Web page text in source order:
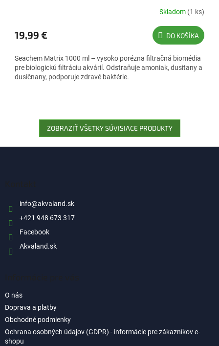
Skladom (1 ks)
19,99 € DO KOŠÍKA
Seachem Matrix 1000 ml – vysoko porézna filtračná biomédia
pre biologickú filtráciu akvárií. Odstraňuje amoniak, dusitany a
dusičnany, podporuje zdravé baktérie.
ZOBRAZIŤ VŠETKY SÚVISIACE PRODUKTY
info@akvaland.sk
+421 948 673 317
Facebook
Akvaland.sk
O nás
Doprava a platby
Obchodné podmienky
Ochrana osobných údajov (GDPR) - informácie pre zákazníkov e-
shopu